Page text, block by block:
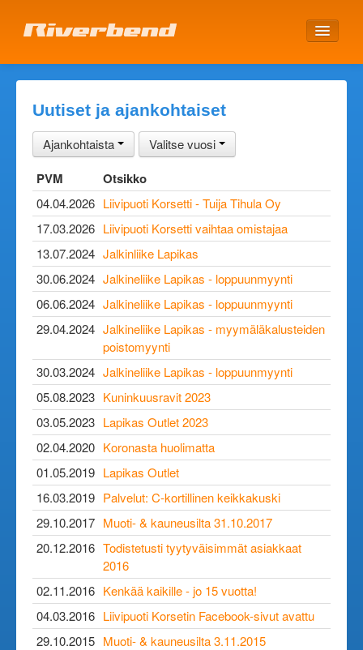
Uutiset ja ajankohtaiset
Ajankohtaista Valitse vuosi
PVM Otsikko
04.04.2026 Liivipuoti Korsetti - Tuija Tihula Oy
17.03.2026 Liivipuoti Korsetti vaihtaa omistajaa
13.07.2024 Jalkinliike Lapikas
30.06.2024 Jalkineliike Lapikas - loppuunmyynti
06.06.2024 Jalkineliike Lapikas - loppuunmyynti
29.04.2024 Jalkineliike Lapikas - myymäläkalusteiden
poistomyynti
30.03.2024 Jalkineliike Lapikas - loppuunmyynti
05.08.2023 Kuninkuusravit 2023
03.05.2023 Lapikas Outlet 2023
02.04.2020 Koronasta huolimatta
01.05.2019 Lapikas Outlet
16.03.2019 Palvelut: C-kortillinen keikkakuski
29.10.2017 Muoti- & kauneusilta 31.10.2017
20.12.2016 Todistetusti tyytyväisimmät asiakkaat
2016
02.11.2016 Kenkää kaikille - jo 15 vuotta!
04.03.2016 Liivipuoti Korsetin Facebook-sivut avattu
29.10.2015 Muoti- & kauneusilta 3.11.2015